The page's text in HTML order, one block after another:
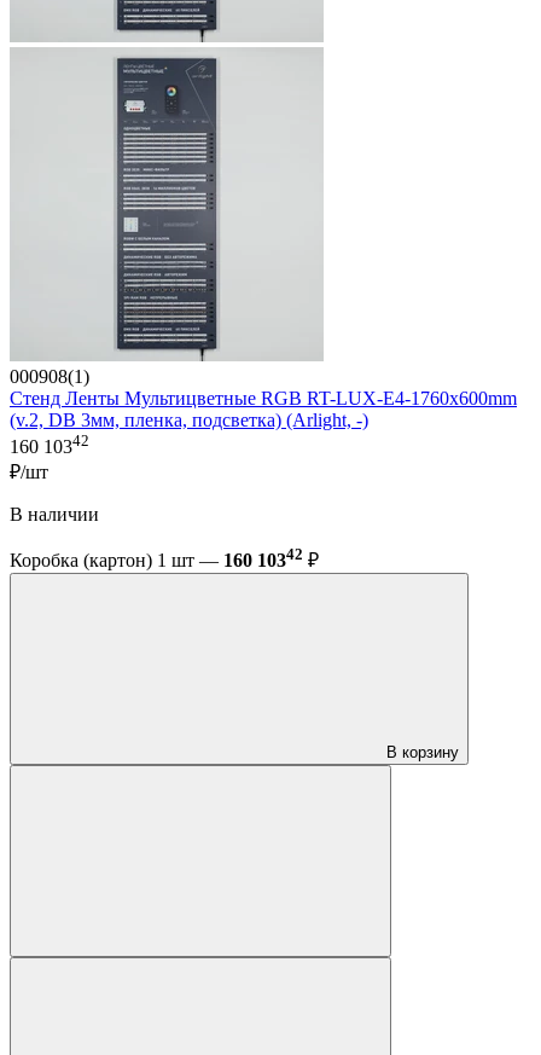
000908(1)
Стенд Ленты Мультицветные RGB RT-LUX-E4-1760x600mm
(v.2, DB 3мм, пленка, подсветка) (Arlight, -)
160 10342
₽/шт
В наличии
Коробка (картон) 1 шт — 160 10342 ₽
В корзину